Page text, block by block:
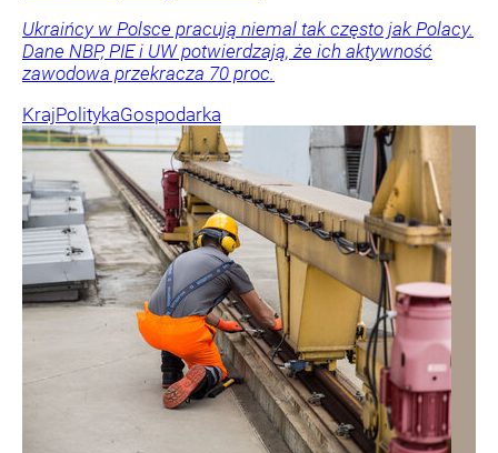
Ukraińcy w Polsce pracują niemal tak często jak Polacy.
Dane NBP, PIE i UW potwierdzają, że ich aktywność
zawodowa przekracza 70 proc.
KrajPolitykaGospodarka